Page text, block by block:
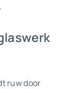
ruw door